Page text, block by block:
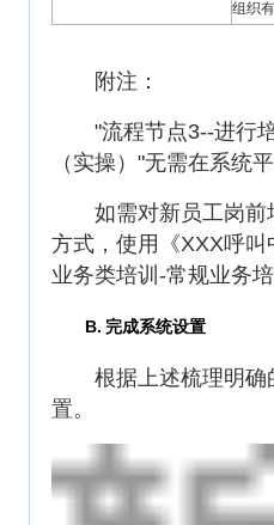
组织
附注：
"流程节点3--进行培
（实操）"无需在系统
如需对新员工岗前培
方式，使用《XXX呼
业务类培训-常规业务培
B. 完成系统设置
根据上述梳理明确的
置。